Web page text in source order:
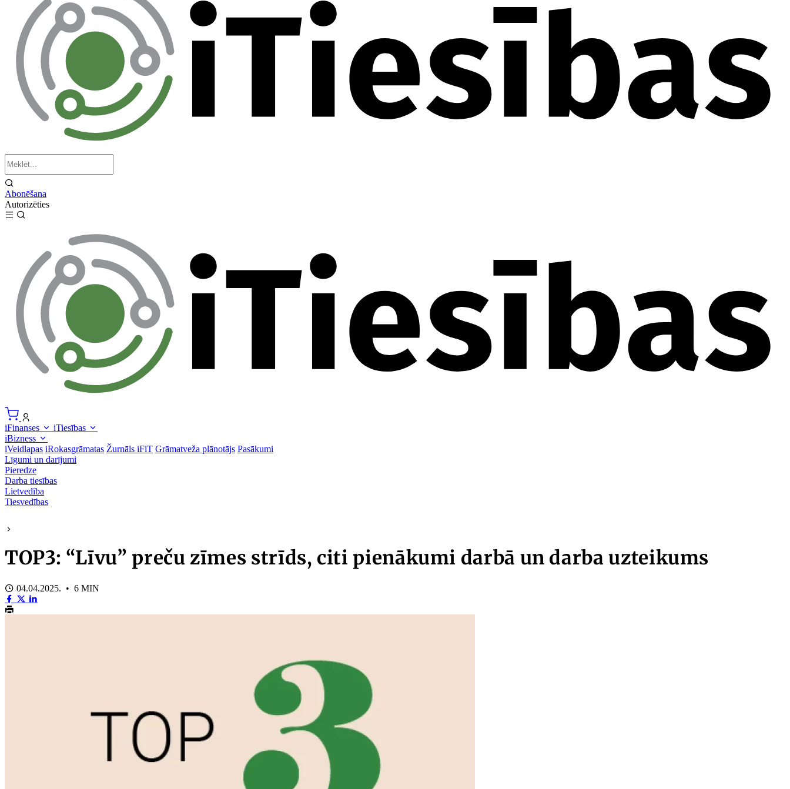
Abonēšana
Autorizēties
iFinanses
iTiesības
iBizness
iVeidlapas iRokasgrāmatas Žurnāls iFiT Grāmatveža plānotājs Pasākumi
Līgumi un darījumi
Pieredze
Darba tiesības
Lietvedība
Tiesvedības
TOP3: “Līvu” preču zīmes strīds, citi pienākumi darbā un darba uzteikums
04.04.2025. • 6 MIN